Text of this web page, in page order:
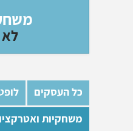
כל העסקים
משחקיות